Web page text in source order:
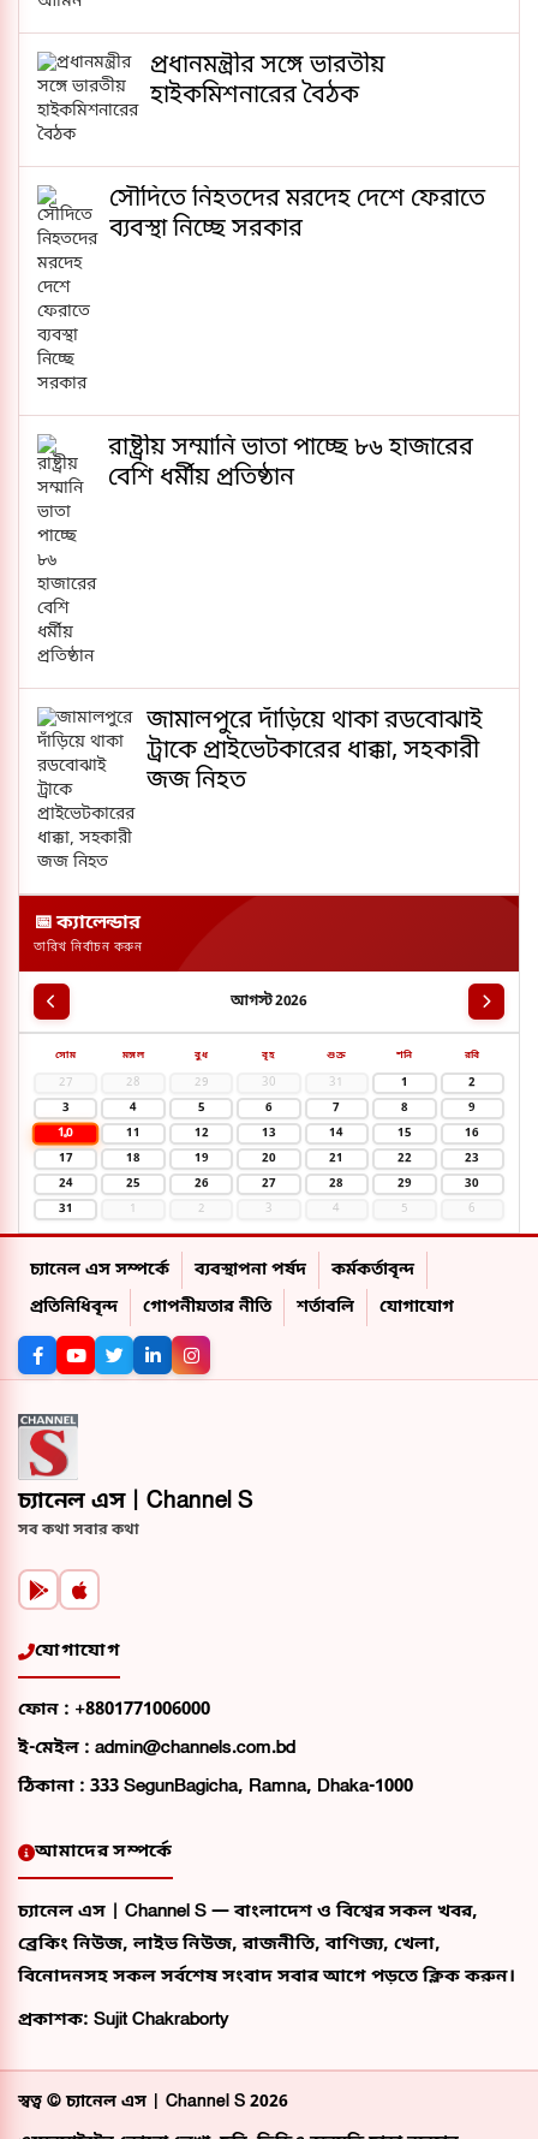
প্রধানমন্ত্রীর সঙ্গে ভারতীয়
হাইকমিশনারের বৈঠক
সৌদিতে নিহতদের মরদেহ দেশে ফেরাতে
ব্যবস্থা নিচ্ছে সরকার
রাষ্ট্রীয় সম্মানি ভাতা পাচ্ছে ৮৬ হাজারের
বেশি ধর্মীয় প্রতিষ্ঠান
জামালপুরে দাঁড়িয়ে থাকা রডবোঝাই
ট্রাকে প্রাইভেটকারের ধাক্কা, সহকারী
জজ নিহত
📅 ক্যালেন্ডার
তারিখ নির্বাচন করুন
আগস্ট 2026
সোম মঙ্গল বুধ বৃহ শুক্র শনি রবি
27 28 29 30 31 1
2
3
4 5 6 7 8 9
10 11 12 13 14 15
16
17
18 19 20 21 22
23
24
25 26 27 28 29
30
31
1 2 3 4 5 6
চ্যানেল এস সম্পর্কে ব্যবস্থাপনা পর্ষদ
কর্মকর্তাবৃন্দ
প্রতিনিধিবৃন্দ
গোপনীয়তার নীতি শর্তাবলি যোগাযোগ
চ্যানেল এস | Channel S
সব কথা সবার কথা
যোগাযোগ
ফোন : +8801771006000
ই-মেইল : admin@channels.com.bd
ঠিকানা : 333 SegunBagicha, Ramna, Dhaka-1000
আমাদের সম্পর্কে
চ্যানেল এস | Channel S — বাংলাদেশ ও বিশ্বের সকল খবর,
ব্রেকিং নিউজ, লাইভ নিউজ, রাজনীতি, বাণিজ্য, খেলা,
বিনোদনসহ সকল সর্বশেষ সংবাদ সবার আগে পড়তে ক্লিক করুন।
প্রকাশক: Sujit Chakraborty
স্বত্ব ©চ্যানেল এস | Channel S 2026